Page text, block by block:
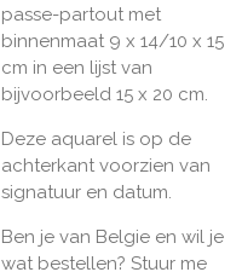
passe-partout met
binnenmaat 9 x 14/10 x 15
cm in een lijst van
bijvoorbeeld 15 x 20 cm.
Deze aquarel is op de
achterkant voorzien van
signatuur en datum.
Ben je van Belgie en wil je
wat bestellen? Stuur me